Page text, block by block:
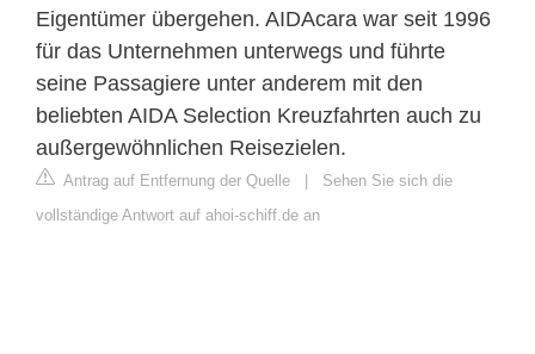
Eigentümer übergehen. AIDAcara war seit 1996
für das Unternehmen unterwegs und führte
seine Passagiere unter anderem mit den
beliebten AIDA Selection Kreuzfahrten auch zu
außergewöhnlichen Reisezielen.
Antrag auf Entfernung der Quelle | Sehen Sie sich die
vollständige Antwort auf ahoi-schiff.de an